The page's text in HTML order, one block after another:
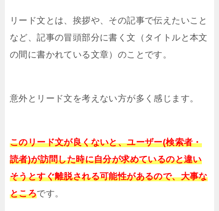
リード文とは、挨拶や、その記事で伝えたいこと
など、記事の冒頭部分に書く文（タイトルと本文
の間に書かれている文章）のことです。
意外とリード文を考えない方が多く感じます。
このリード文が良くないと、ユーザー(検索者・
読者)が訪問した時に自分が求めているのと違い
そうとすぐ離脱される可能性があるので、大事な
ところです。